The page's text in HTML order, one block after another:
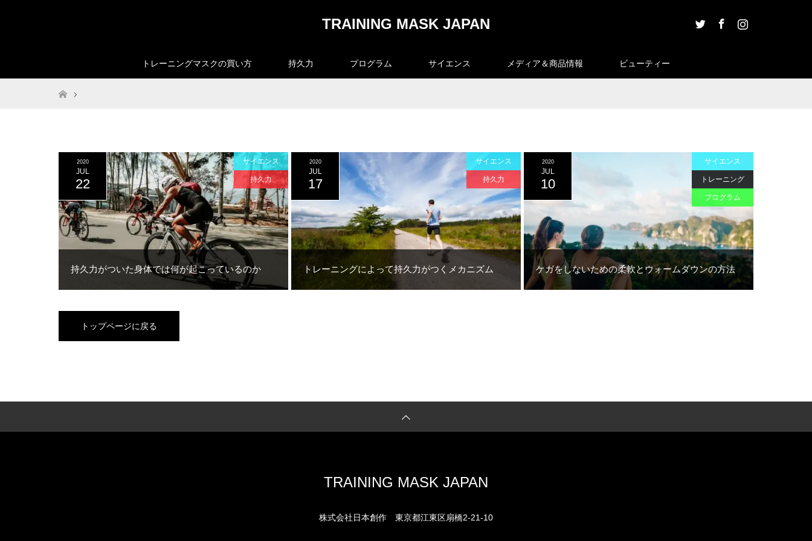
TRAINING MASK JAPAN
トレーニングマスクの買い方 持久力 プログラム サイエンス メディア＆商品情報 ビューティー
ホーム
持久力がついた身体では何が起こっているのか
2020
JUL
22
サイエンス
持久力
トレーニングによって持久力がつくメカニズム
2020
JUL
17
サイエンス
持久力
ケガをしないための柔軟とウォームダウンの方法
2020
JUL
10
サイエンス
トレーニング
プログラム
トップページに戻る
TRAINING MASK JAPAN
株式会社日本創作 東京都江東区扇橋2-21-10